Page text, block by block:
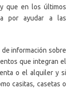
que en los últimos
por ayudar a las
información sobre
que integran el
o el alquiler y si
casitas, casetas o